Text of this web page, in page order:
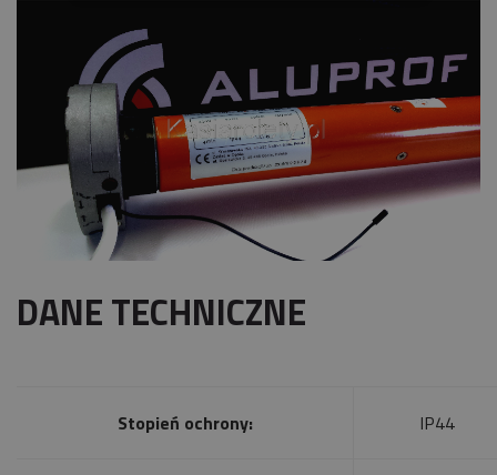
DANE TECHNICZNE
Stopień ochrony: IP44